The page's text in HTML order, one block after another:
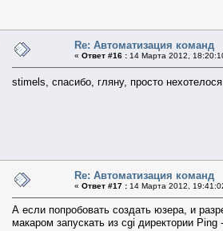
Re: Автоматизация команд
« Ответ #16 : 14 Марта 2012,
stimels, спасибо, гляну, просто
Re: Автоматизация команд
« Ответ #17 : 14 Марта 2012,
А если попробовать создать юзера, и
макаром запускать из cgi директории